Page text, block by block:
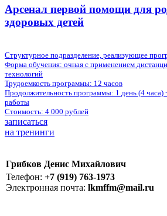
Арсенал первой помощи для
здоровых детей
Структурное подразделение, реализующее
Форма обучения: очная с применением
технологий
Трудоемкость программы: 12 часов
Продолжительность программы: 1 день (4 часа)
работы
Стоимость: 4 000 рублей
записаться
на тренинги
Грибков Денис Михайлович
Телефон: +7 (919) 763-1973
Электронная почта: lkmffm@mail.ru